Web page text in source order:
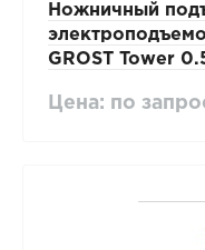
Ножничный
GROST Tower
Цена: по